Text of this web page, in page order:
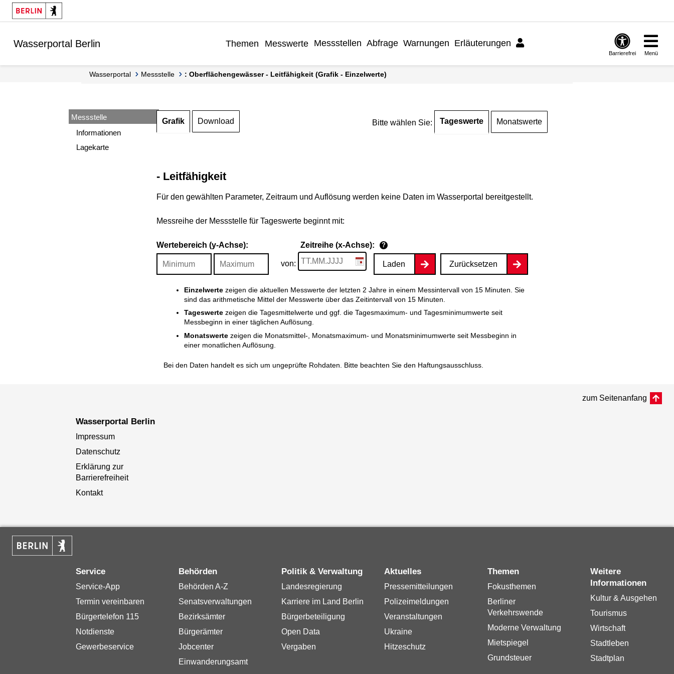
Springe zur Navigation
Springe zum Inhalt
Wasserportal Berlin Themen Messwerte Messstellen Abfrage Warnungen Erläuterungen
Barrierefrei Menü
Wasserportal Messstelle : Oberflächengewässer - Leitfähigkeit (Grafik - Einzelwerte)
Messstelle
Informationen
Lagekarte
Grafik Download Bitte wählen Sie: Tageswerte Monatswerte
- Leitfähigkeit
Für den gewählten Parameter, Zeitraum und Auflösung werden keine Daten im Wasserportal bereitgestellt.
Messreihe der Messstelle für Tageswerte beginnt mit:
Wertebereich (y-Achse): Zeitreihe (x-Achse): ?
von: Laden Zurücksetzen
Einzelwertezeigen die aktuellen Messwerte der letzten 2 Jahre in einem Messintervall von 15 Minuten. Sie
sind das arithmetische Mittel der Messwerte über das Zeitintervall von 15 Minuten.
Tageswertezeigen die Tagesmittelwerte und ggf. die Tagesmaximum- und Tagesminimumwerte seit
Messbeginn in einer täglichen Auflösung.
Monatswertezeigen die Monatsmittel-, Monatsmaximum- und Monatsminimumwerte seit Messbeginn in
einer monatlichen Auflösung.
Bei den Daten handelt es sich um ungeprüfte Rohdaten. Bitte beachten Sie den Haftungsausschluss.
zum Seitenanfang
Wasserportal Berlin
Impressum
Datenschutz
Erklärung zur
Barrierefreiheit
Kontakt
Service
Service-App
Termin vereinbaren
Bürgertelefon 115
Notdienste
Gewerbeservice
Behörden
Behörden A-Z
Senatsverwaltungen
Bezirksämter
Bürgerämter
Jobcenter
Einwanderungsamt
Politik & Verwaltung
Landesregierung
Karriere im Land Berlin
Bürgerbeteiligung
Open Data
Vergaben
Aktuelles
Pressemitteilungen
Polizeimeldungen
Veranstaltungen
Ukraine
Hitzeschutz
Themen
Fokusthemen
Berliner
Verkehrswende
Moderne Verwaltung
Mietspiegel
Grundsteuer
Weitere
Informationen
Kultur & Ausgehen
Tourismus
Wirtschaft
Stadtleben
Stadtplan